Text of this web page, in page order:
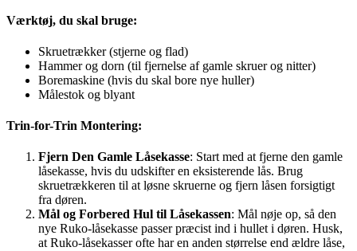
Værktøj, du skal bruge:
Skruetrækker (stjerne og flad)
Hammer og dorn (til fjernelse af gamle skruer og nitter)
Boremaskine (hvis du skal bore nye huller)
Målestok og blyant
Trin-for-Trin Montering:
Fjern Den Gamle Låsekasse: Start med at fjerne den gamle
låsekasse, hvis du udskifter en eksisterende lås. Brug
skruetrækkeren til at løsne skruerne og fjern låsen forsigtigt
fra døren.
Mål og Forbered Hul til Låsekassen: Mål nøje op, så den
nye Ruko-låsekasse passer præcist ind i hullet i døren. Husk,
at Ruko-låsekasser ofte har en anden størrelse end ældre låse,